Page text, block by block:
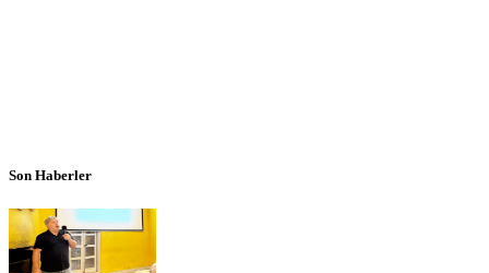
Son Haberler